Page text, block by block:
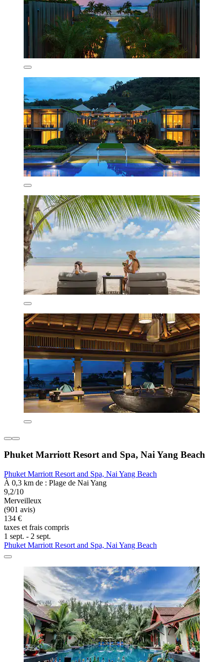
Phuket Marriott Resort and Spa, Nai Yang Beach
Phuket Marriott Resort and Spa, Nai Yang Beach
À 0,3 km de : Plage de Nai Yang
9,2/10
Merveilleux
(901 avis)
134 €
taxes et frais compris
1 sept. - 2 sept.
Phuket Marriott Resort and Spa, Nai Yang Beach